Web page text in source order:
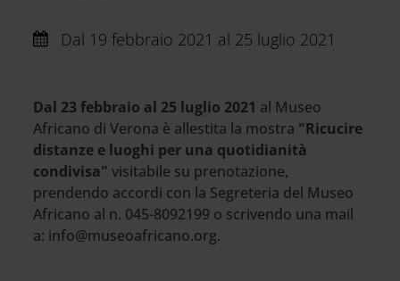
Dal 19 febbraio 2021 al 25 luglio 2021
Dal 23 febbraio al 25 luglio 2021 al Museo
Africano di Verona è allestita la mostra "Ricucire
distanze e luoghi per una quotidianità
condivisa" visitabile su prenotazione,
prendendo accordi con la Segreteria del Museo
Africano al n. 045-8092199 o scrivendo una mail
a: info@museoafricano.org.